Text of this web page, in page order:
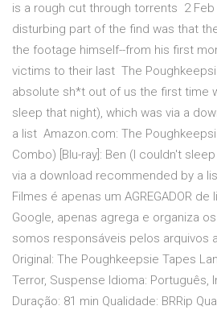
is a rough cut through torrents 2
disturbing part of the find was that
the footage himself--from his first
victims to their last The
absolute sh*t out of us the first time
sleep that night), which was via a
a list Amazon.com: The
Combo) [Blu-ray]: Ben (I couldn't
via a download recommended by a
Filmes é apenas um AGREGADOR
Google, apenas agrega e organiza
somos responsáveis pelos arquivos
Original: The Poughkeepsie Tapes
Terror, Suspense Idioma: Português,
Duração: 81 min Qualidade: BRRip